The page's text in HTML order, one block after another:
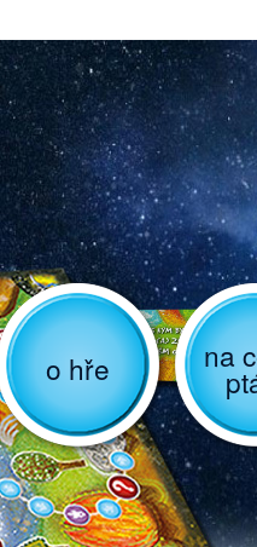
o hře na